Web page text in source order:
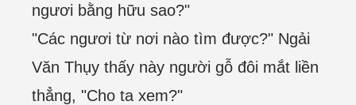
ngươi bằng hữu sao?"
"Các ngươi từ nơi nào tìm được?" Ngải
Văn Thụy thấy này người gỗ đôi mắt liền
thẳng, "Cho ta xem?"